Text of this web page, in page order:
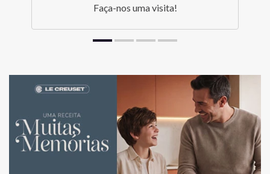
Faça-nos uma visita!